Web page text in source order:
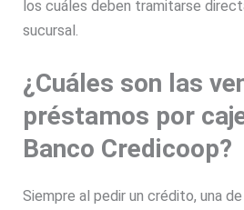
los cuáles deben tramitarse
sucursal.
¿Cuáles son las
préstamos por
Banco Credicoop?
Siempre al pedir un crédito, una